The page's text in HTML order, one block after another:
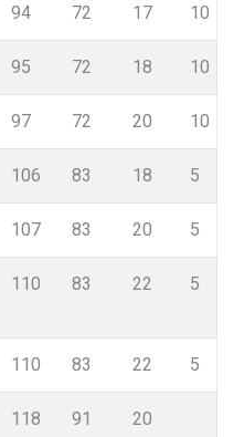
94 72 17 10
95 72 18 10
97 72 20 10
106 83 18 5
107 83 20 5
110 83 22 5
110 83 22 5
118 91 20